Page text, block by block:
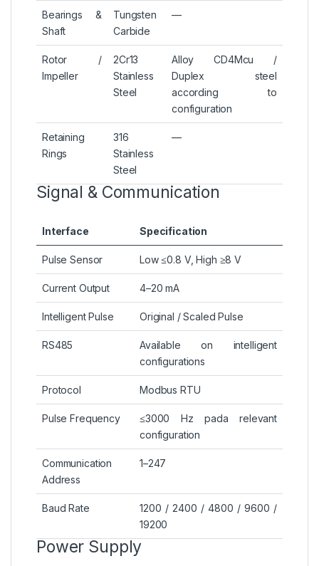
Bearings &
Shaft
Tungsten
Carbide
—
Rotor /
Impeller
2Cr13
Stainless
Steel
Alloy CD4Mcu /
Duplex steel
according to
configuration
Retaining
Rings
316
Stainless
Steel
—
Signal & Communication
Interface Specification
Pulse Sensor Low ≤0.8 V, High ≥8 V
Current Output 4–20 mA
Intelligent Pulse Original / Scaled Pulse
RS485
Available on intelligent
configurations
Protocol Modbus RTU
Pulse Frequency
≤3000 Hz pada relevant
configuration
Communication
Address
1–247
Baud Rate
1200 / 2400 / 4800 / 9600 /
19200
Power Supply